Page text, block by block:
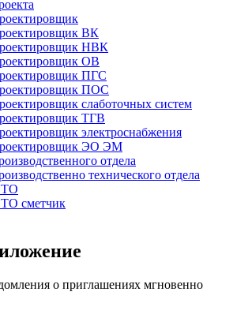
ВК
НВК
ОВ
ПГС
ПОС
слаботочных систем
ТГВ
электроснабжения
ЭО ЭМ
отдела
технического отдела
сметчик
о приглашениях мгновенно